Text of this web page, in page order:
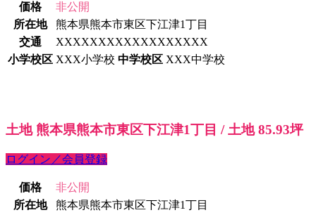
価格
非公開
所在地
熊本県熊本市東区下江津1丁目
交通
XXXXXXXXXXXXXXXXXX
小学校区 XXX小学校 中学校区 XXX中学校
土地 熊本県熊本市東区下江津1丁目 / 土地 85.93坪
ログイン／会員登録
価格
非公開
所在地
熊本県熊本市東区下江津1丁目